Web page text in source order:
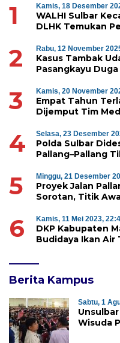
1 Kamis, 18 Desember
WALHI Sulbar
DLHK Temukan
2 Rabu, 12 November
Kasus Tambak
Pasangkayu Duga
3 Kamis, 20 November
Empat Tahun
Dijemput Tim
4 Selasa, 23 Desember
Polda Sulbar
Pallang–Pallang
5 Minggu, 21 Desember
Proyek Jalan
Sorotan, Titik
6 Kamis, 11 Mei 2023,
DKP Kabupaten
Budidaya Ikan Air
Berita Kampus
Sabtu, 1
Wisuda